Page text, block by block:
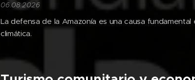
06.08.2026
La defensa de la Amazonía es una causa fundamental
climática.